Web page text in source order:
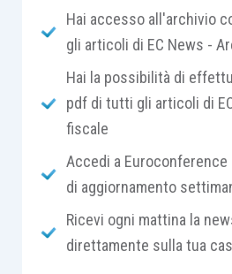
relativo diritto di
emissione del
per il biglietto
al solo margine
differenza tra il
quanto invece
fondamentale per
l’intermediazione dei
biglietti intermediati
Hai accesso all'archivio
gli articoli di EC News -
Hai la possibilità di
pdf di tutti gli articoli di
fiscale
Accedi a
di aggiornamento
Ricevi ogni mattina la
direttamente sulla tua